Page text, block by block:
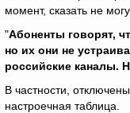
момент, сказать не
"Абоненты говорят,
но их они не
российские каналы.
В частности,
настроечная таблица.